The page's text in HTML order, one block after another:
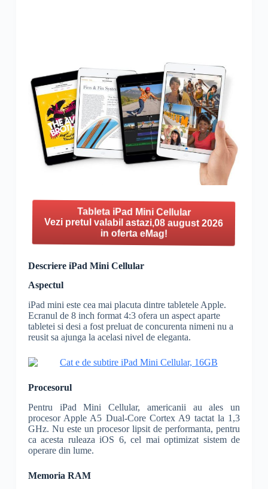
Tableta iPad Mini Cellular
Vezi pretul valabil astazi,08 august 2026
in oferta eMag!
Descriere iPad Mini Cellular
Aspectul
iPad mini este cea mai placuta dintre tabletele Apple.
Ecranul de 8 inch format 4:3 ofera un aspect aparte
tabletei si desi a fost preluat de concurenta nimeni nu a
reusit sa ajunga la acelasi nivel de eleganta.
Procesorul
Pentru iPad Mini Cellular, americanii au ales un
procesor Apple A5 Dual-Core Cortex A9 tactat la 1,3
GHz. Nu este un procesor lipsit de performanta, pentru
ca acesta ruleaza iOS 6, cel mai optimizat sistem de
operare din lume.
Memoria RAM